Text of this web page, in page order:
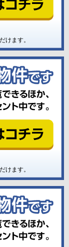
けます。
けます。